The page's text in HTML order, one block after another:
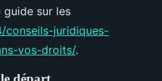
sur les
juridiques-
vos-droits/.